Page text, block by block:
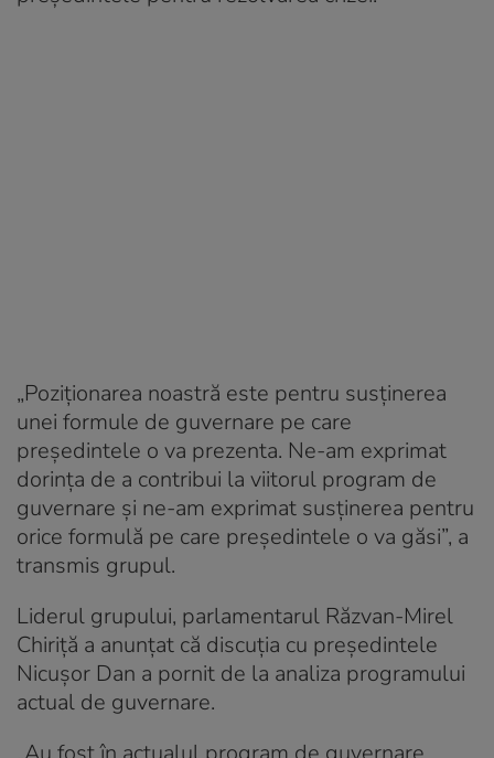
„Poziționarea noastră este pentru susținerea
unei formule de guvernare pe care
președintele o va prezenta. Ne-am exprimat
dorința de a contribui la viitorul program de
guvernare și ne-am exprimat susținerea pentru
orice formulă pe care președintele o va găsi”, a
transmis grupul.
Liderul grupului, parlamentarul Răzvan-Mirel
Chiriţă a anunţat că discuţia cu preşedintele
Nicuşor Dan a pornit de la analiza programului
actual de guvernare.